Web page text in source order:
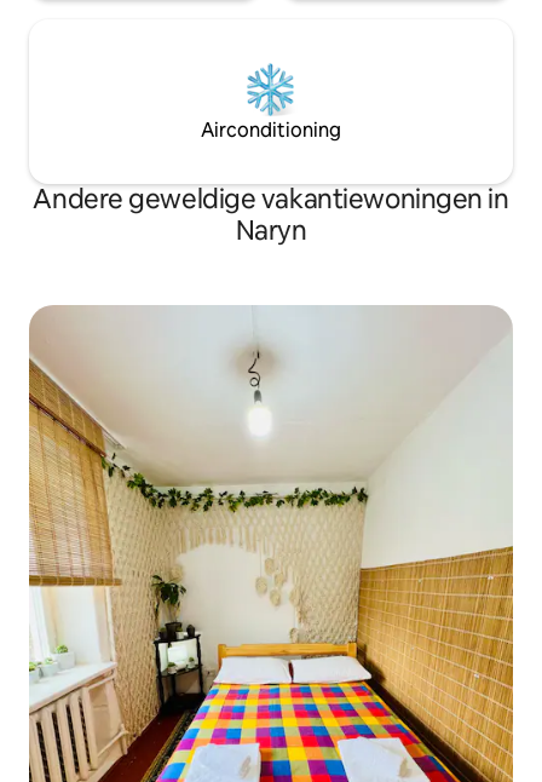
Airconditioning
Andere geweldige vakantiewoningen in
Naryn